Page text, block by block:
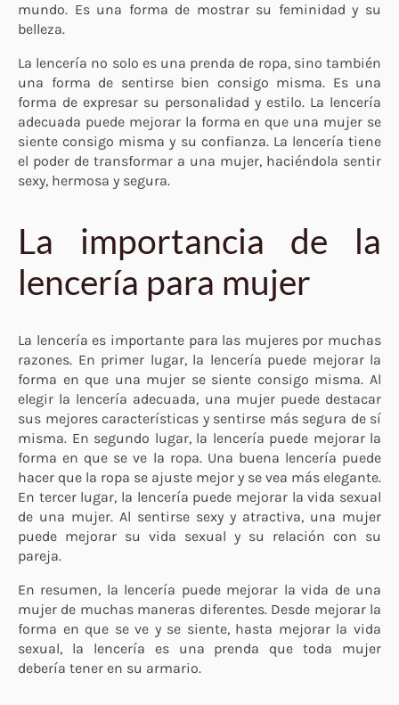
mundo. Es una forma de mostrar su feminidad y su
belleza.
La lencería no solo es una prenda de ropa, sino también
una forma de sentirse bien consigo misma. Es una
forma de expresar su personalidad y estilo. La lencería
adecuada puede mejorar la forma en que una mujer se
siente consigo misma y su confianza. La lencería tiene
el poder de transformar a una mujer, haciéndola sentir
sexy, hermosa y segura.
La importancia de la
lencería para mujer
La lencería es importante para las mujeres por muchas
razones. En primer lugar, la lencería puede mejorar la
forma en que una mujer se siente consigo misma. Al
elegir la lencería adecuada, una mujer puede destacar
sus mejores características y sentirse más segura de sí
misma. En segundo lugar, la lencería puede mejorar la
forma en que se ve la ropa. Una buena lencería puede
hacer que la ropa se ajuste mejor y se vea más elegante.
En tercer lugar, la lencería puede mejorar la vida sexual
de una mujer. Al sentirse sexy y atractiva, una mujer
puede mejorar su vida sexual y su relación con su
pareja.
En resumen, la lencería puede mejorar la vida de una
mujer de muchas maneras diferentes. Desde mejorar la
forma en que se ve y se siente, hasta mejorar la vida
sexual, la lencería es una prenda que toda mujer
debería tener en su armario.